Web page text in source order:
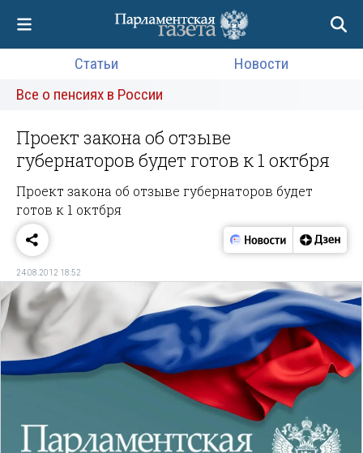
Статьи
Новости
Все о пенсиях в России
Проект закона об отзыве
губернаторов будет готов к 1 октбря
Проект закона об отзыве губернаторов будет
готов к 1 октбря
24.08.2012 18:52